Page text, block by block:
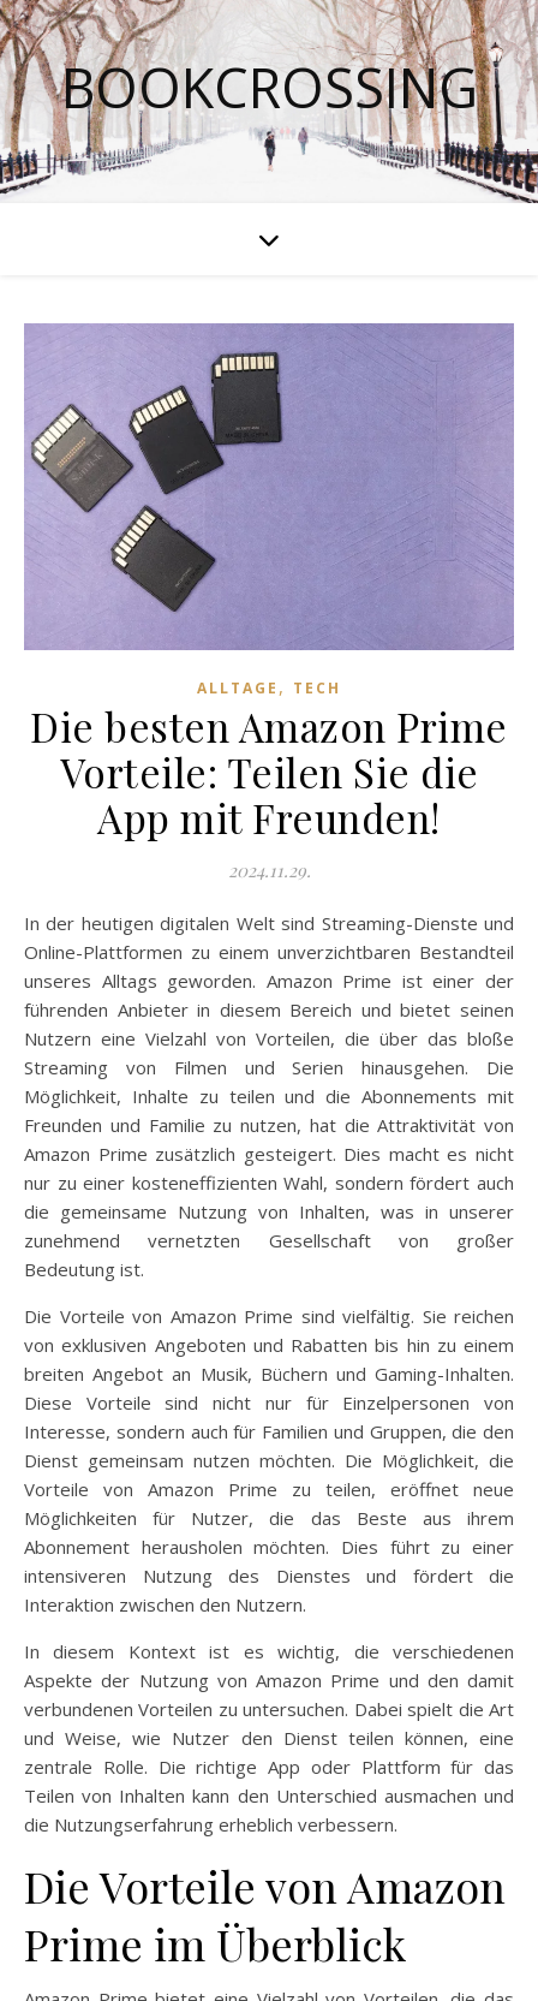
BOOKCROSSING
ALLTAGE , TECH
Die besten Amazon Prime
Vorteile: Teilen Sie die
App mit Freunden!
2024.11.29.
In der heutigen digitalen Welt sind Streaming-Dienste und
Online-Plattformen zu einem unverzichtbaren Bestandteil
unseres Alltags geworden. Amazon Prime ist einer der
führenden Anbieter in diesem Bereich und bietet seinen
Nutzern eine Vielzahl von Vorteilen, die über das bloße
Streaming von Filmen und Serien hinausgehen. Die
Möglichkeit, Inhalte zu teilen und die Abonnements mit
Freunden und Familie zu nutzen, hat die Attraktivität von
Amazon Prime zusätzlich gesteigert. Dies macht es nicht
nur zu einer kosteneffizienten Wahl, sondern fördert auch
die gemeinsame Nutzung von Inhalten, was in unserer
zunehmend vernetzten Gesellschaft von großer
Bedeutung ist.
Die Vorteile von Amazon Prime sind vielfältig. Sie reichen
von exklusiven Angeboten und Rabatten bis hin zu einem
breiten Angebot an Musik, Büchern und Gaming-Inhalten.
Diese Vorteile sind nicht nur für Einzelpersonen von
Interesse, sondern auch für Familien und Gruppen, die den
Dienst gemeinsam nutzen möchten. Die Möglichkeit, die
Vorteile von Amazon Prime zu teilen, eröffnet neue
Möglichkeiten für Nutzer, die das Beste aus ihrem
Abonnement herausholen möchten. Dies führt zu einer
intensiveren Nutzung des Dienstes und fördert die
Interaktion zwischen den Nutzern.
In diesem Kontext ist es wichtig, die verschiedenen
Aspekte der Nutzung von Amazon Prime und den damit
verbundenen Vorteilen zu untersuchen. Dabei spielt die Art
und Weise, wie Nutzer den Dienst teilen können, eine
zentrale Rolle. Die richtige App oder Plattform für das
Teilen von Inhalten kann den Unterschied ausmachen und
die Nutzungserfahrung erheblich verbessern.
Die Vorteile von Amazon
Prime im Überblick